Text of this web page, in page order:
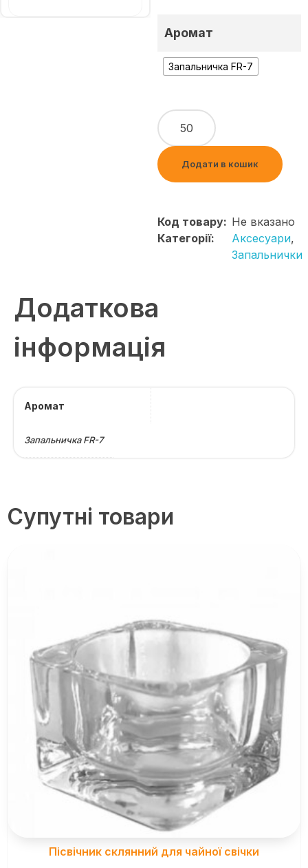
Аромат
Запальничка FR-7
Додати в кошик
Код товару: Не вказано
Категорії:
Аксесуари,
Запальнички
Додаткова
інформація
Аромат
Запальничка FR-7
Супутні товари
Пісвічник склянний для чайної свічки